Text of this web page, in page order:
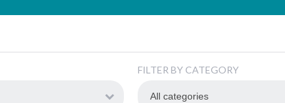
FILTER BY CATEGORY